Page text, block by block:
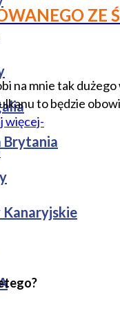
Brytania
Kanaryjskie
ZE
na mnie tak
to będzie
więcej-